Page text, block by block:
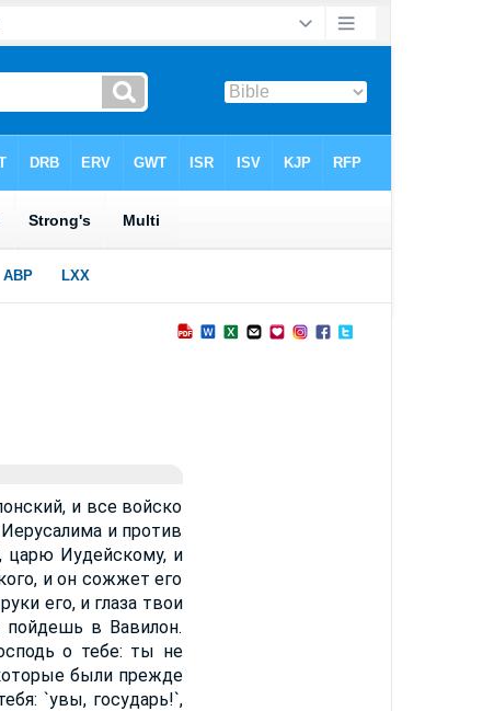
и все войско
и против
царю Иудейскому, и
и он сожжет его
его, и глаза твои
пойдешь в Вавилон.
о тебе: ты не
были прежде
`увы, государь!`,